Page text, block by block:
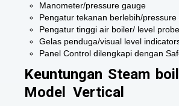
Manometer/pressure gauge
Pengatur tekanan berlebih/pressure
Pengatur tinggi air boiler/ level
Gelas penduga/visual level
Panel Control dilengkapi dengan
Keuntungan Steam
Model Vertical